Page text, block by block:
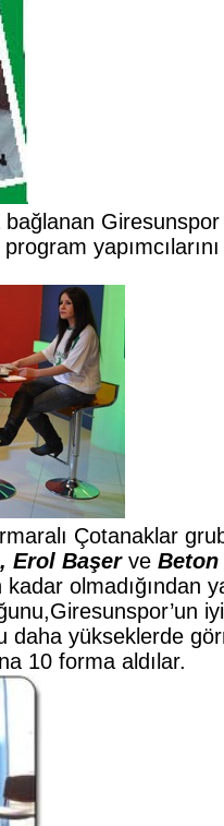
program
Çotanaklar
Erol Başer ve Beton
kadar olmadığından
daha yükseklerde
10 forma aldılar.